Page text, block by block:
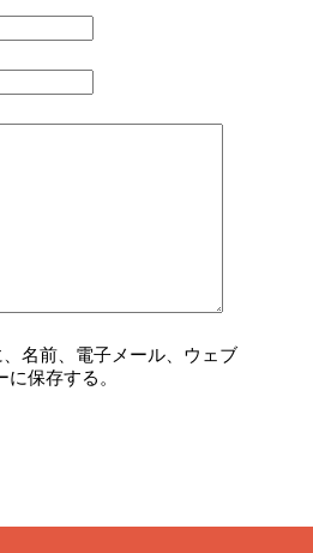
名前、電子メール、ウェブ
保存する。